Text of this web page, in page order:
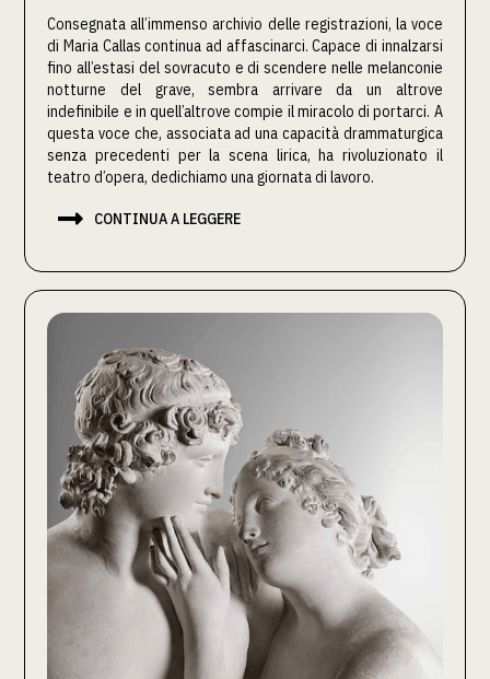
Consegnata all’immenso archivio delle registrazioni, la voce
di Maria Callas continua ad affascinarci. Capace di innalzarsi
fino all’estasi del sovracuto e di scendere nelle melanconie
notturne del grave, sembra arrivare da un altrove
indefinibile e in quell’altrove compie il miracolo di portarci. A
questa voce che, associata ad una capacità drammaturgica
senza precedenti per la scena lirica, ha rivoluzionato il
teatro d’opera, dedichiamo una giornata di lavoro.
 CONTINUA A LEGGERE